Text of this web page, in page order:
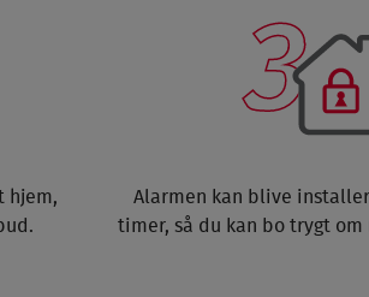
hjem,
Alarmen kan blive
timer, så du kan bo trygt om